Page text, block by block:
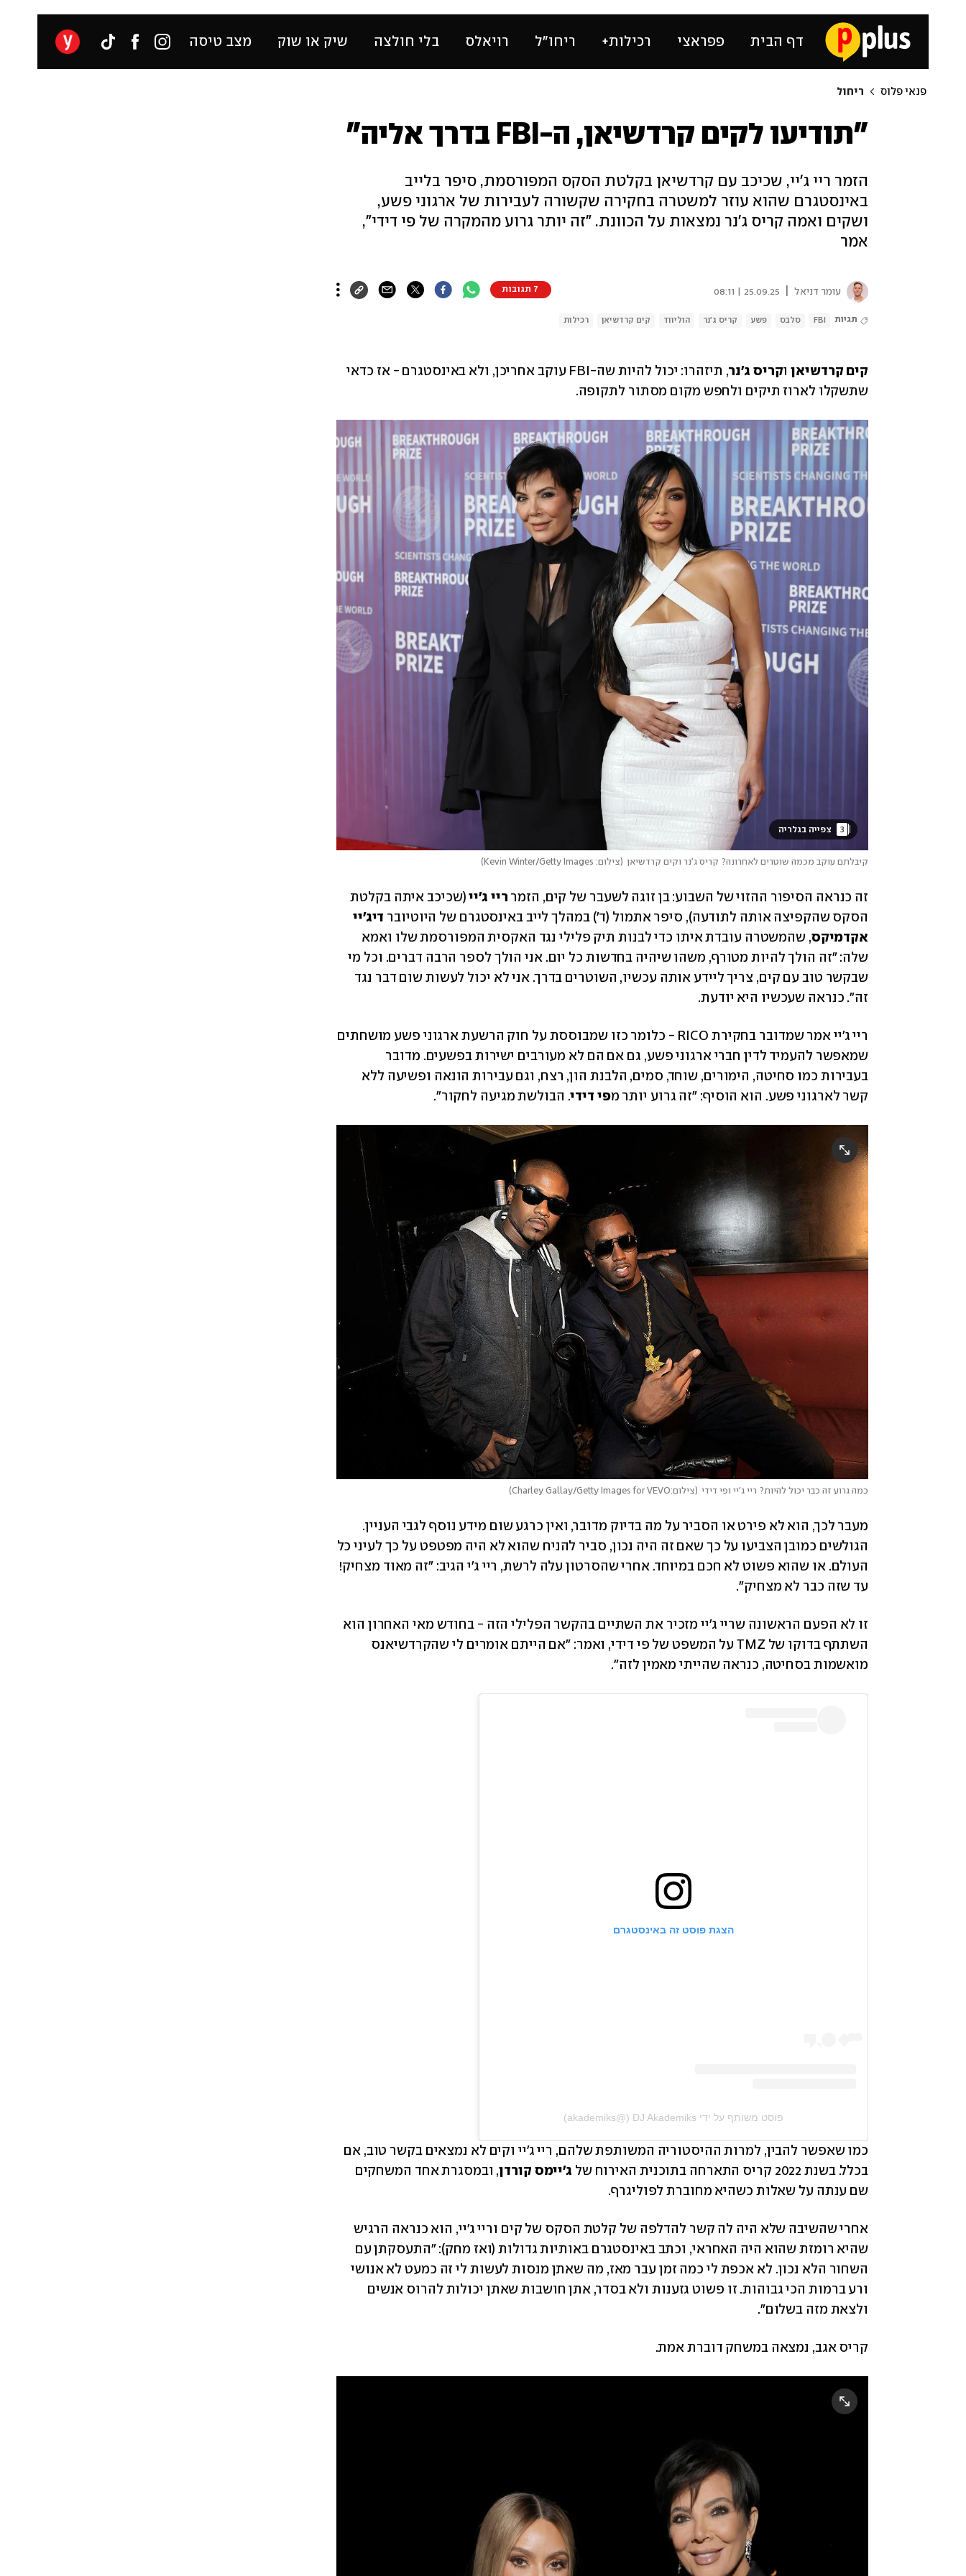
דף הבית פפראצי רכילות+ ריחו״ל רויאלס בלי חולצה שיק או שוק מצב טיסה
פנאי פלוס ריחול
"תודיעו לקים קרדשיאן, ה-FBI בדרך אליה"
הזמר ריי ג'יי, שכיכב עם קרדשיאן בקלטת הסקס המפורסמת, סיפר בלייב
באינסטגרם שהוא עוזר למשטרה בחקירה שקשורה לעבירות של ארגוני פשע,
ושקים ואמה קריס ג'נר נמצאות על הכוונת. "זה יותר גרוע מהמקרה של פי דידי",
אמר
עומר דניאל 25.09.25 | 08:11 7 תגובות
תגיות FBI סלבס פשע קריס ג'נר הוליווד קים קרדשיאן רכילות
קים קרדשיאן וקריס ג'נר
, תיזהרו: יכול להיות שה-FBI עוקב אחריכן, ולא באינסטגרם - אז כדאי
שתשקלו לארוז תיקים ולחפש מקום מסתור לתקופה.
3
קיבלתם עוקב מכמה שוטרים לאחרונה? קריס ג'נר וקים קרדשיאן (צילום: Kevin Winter/Getty Images )
זה כנראה הסיפור ההזוי של השבוע: בן זוגה לשעבר של קים, הזמר ריי ג'יי
(שכיכב איתה בקלטת
הסקס שהקפיצה אותה לתודעה), סיפר אתמול (ד') במהלך לייב באינסטגרם של היוטיובר
דיג'יי
אקדמיקס
שלה: "זה הולך להיות מטורף, משהו שיהיה בחדשות כל יום. אני הולך לספר הרבה דברים. וכל מי
זה". כנראה שעכשיו היא יודעת.
קשר לארגוני פשע. הוא הוסיף: "זה גרוע יותר מפי דידי. הבולשת מגיעה לחקור".
כמה גרוע זה כבר יכול להיות? ריי ג'יי ופי דידי (צילום:Charley Gallay/Getty Images for VEVO )
עד שזה כבר לא מצחיק".
מואשמות בסחיטה, כנראה שהייתי מאמין לזה".
הצגת פוסט זה באינסטגרם
פוסט משותף על ידי ‏‎DJ Akademiks‎‏ (@‏‎akademiks‎‏)
בכלל. בשנת 2022 קריס התארחה בתוכנית האירוח של
ג'יימס קורדן
שם ענתה על שאלות כשהיא מחוברת לפוליגרף.
השחור הלא נכון. לא אכפת לי כמה זמן עבר מאז, מה שאתן מנסות לעשות לי זה כמעט לא אנושי
ולצאת מזה בשלום".
קריס אגב, נמצאה במשחק דוברת אמת.